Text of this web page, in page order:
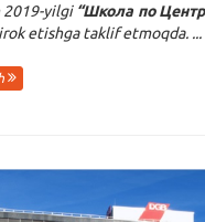
2019-yilgi “Школа по
etishga taklif etmoqda. ...